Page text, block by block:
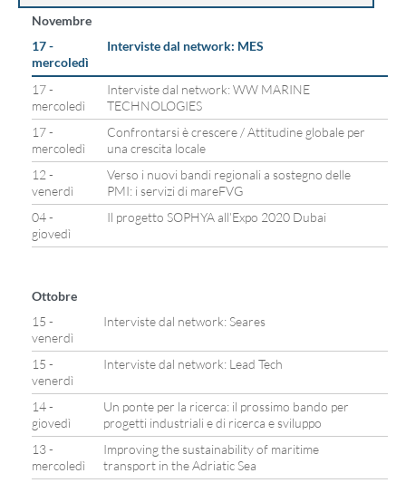
Novembre
17 -
mercoledì
Interviste dal network: MES
17 -
mercoledì
Interviste dal network: WW MARINE
TECHNOLOGIES
17 -
mercoledì
Confrontarsi è crescere / Attitudine globale per
una crescita locale
12 -
venerdì
Verso i nuovi bandi regionali a sostegno delle
PMI: i servizi di mareFVG
04 -
giovedì
Il progetto SOPHYA all’Expo 2020 Dubai
Ottobre
15 -
venerdì
Interviste dal network: Seares
15 -
venerdì
Interviste dal network: Lead Tech
14 -
giovedì
Un ponte per la ricerca: il prossimo bando per
progetti industriali e di ricerca e sviluppo
13 -
mercoledì
Improving the sustainability of maritime
transport in the Adriatic Sea